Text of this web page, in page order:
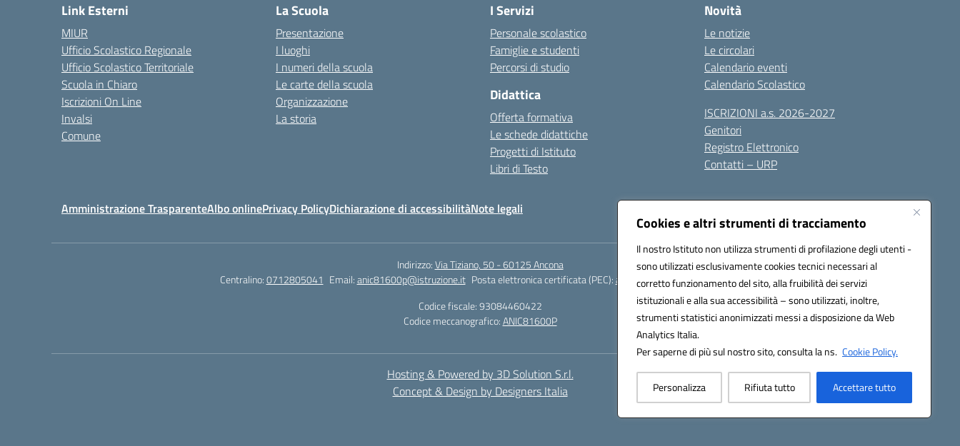
Cookies e altri strumenti di tracciamento
Il nostro Istituto non utilizza strumenti di profilazione degli utenti -
sono utilizzati esclusivamente cookies tecnici necessari al
corretto funzionamento del sito, alla fruibilità dei servizi
istituzionali e alla sua accessibilità – sono utilizzati, inoltre,
strumenti statistici anonimizzati messi a disposizione da Web
Analytics Italia.
Per saperne di più sul nostro sito, consulta la ns. Cookie Policy.
Personalizza Rifiuta tutto Accettare tutto
Link Esterni
MIUR
Ufficio Scolastico Regionale
Ufficio Scolastico Territoriale
Scuola in Chiaro
Iscrizioni On Line
Invalsi
Comune
La Scuola
Presentazione
I luoghi
I numeri della scuola
Le carte della scuola
Organizzazione
La storia
I Servizi
Personale scolastico
Famiglie e studenti
Percorsi di studio
Didattica
Offerta formativa
Le schede didattiche
Progetti di Istituto
Libri di Testo
Novità
Le notizie
Le circolari
Calendario eventi
Calendario Scolastico
ISCRIZIONI a.s. 2026-2027
Genitori
Registro Elettronico
Contatti – URP
Amministrazione TrasparenteAlbo onlinePrivacy PolicyDichiarazione di accessibilitàNote legali
Indirizzo:Via Tiziano, 50 - 60125 Ancona
Centralino:0712805041 Email:anic81600p@istruzione.it Posta elettronica certificata (PEC):anic81600p@pec.istruzione.it
Codice fiscale: 93084460422
Codice meccanografico:ANIC81600P
Hosting & Powered by 3D Solution S.r.l.
Concept & Design by Designers Italia